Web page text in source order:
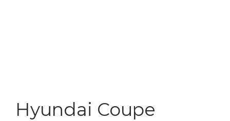
Hyundai Coupe